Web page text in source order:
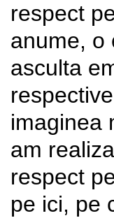
respect
anume, o
asculta
imaginea
am
respect
pe ici, pe